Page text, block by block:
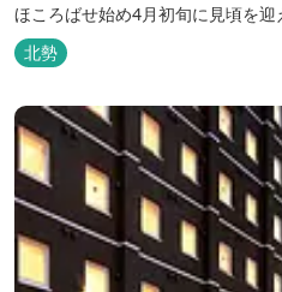
ほころばせ始め4月初旬に見頃を
周辺の狭い範囲に自生するシデコ
菰野町、四日市市などの北勢地方
存在して...
北勢